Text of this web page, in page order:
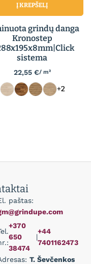
Į KREPŠELĮ
grindų danga
Kronostep
sistema
22,55 €/ m²
+2
paštas:
+370
650
38474
|
+44
7401162473
T. Ševčenkos